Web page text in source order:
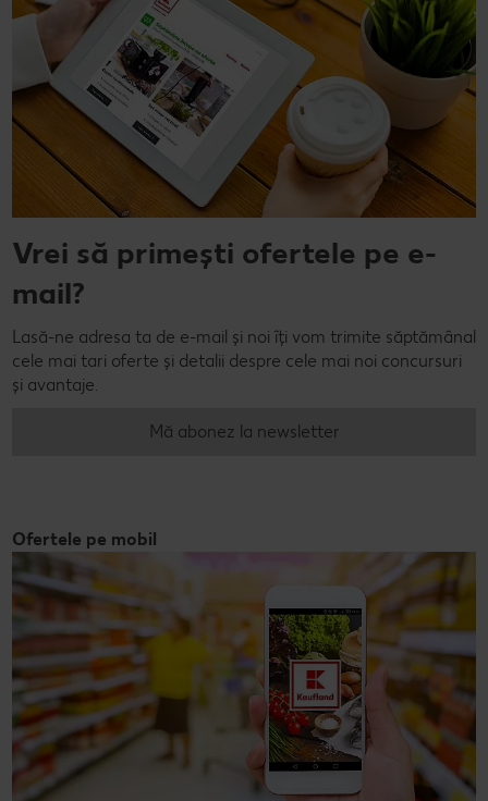
Vrei să primești ofertele pe e-
mail?
Lasă-ne adresa ta de e-mail și noi îți vom trimite săptămânal
cele mai tari oferte și detalii despre cele mai noi concursuri
și avantaje.
Mă abonez la newsletter
Ofertele pe mobil